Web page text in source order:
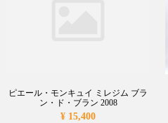
ピエール・モンキュイ ミレジム ブラ
ン・ド・ブラン 2008
¥ 15,400